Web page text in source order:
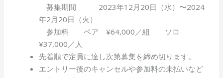
募集期間 2023年12月20日（水）〜2024
年2月20日（火）
参加料 ペア ¥64,000／組 ソロ
¥37,000／人
先着順で定員に達し次第募集を締め切ります。
エントリー後のキャンセルや参加料の未払いなど